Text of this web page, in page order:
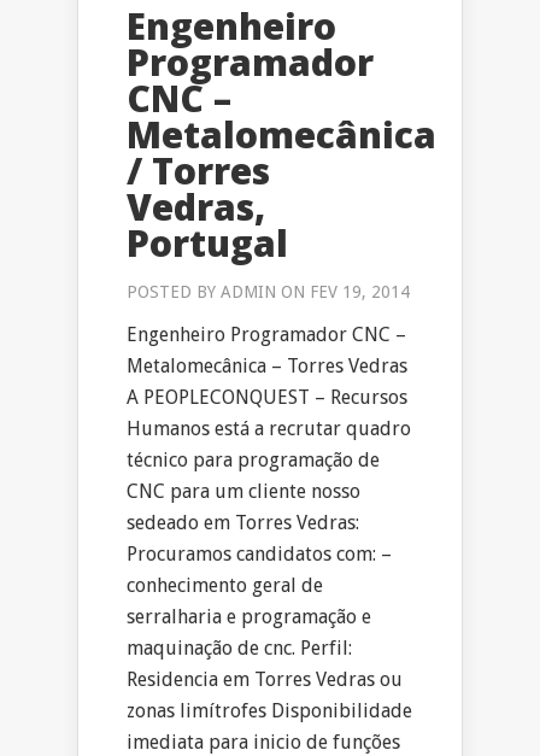
Engenheiro
Programador
CNC –
Metalomecânica
/ Torres
Vedras,
Portugal
POSTED BY ADMIN ON FEV 19, 2014
Engenheiro Programador CNC –
Metalomecânica – Torres Vedras
A PEOPLECONQUEST – Recursos
Humanos está a recrutar quadro
técnico para programação de
CNC para um cliente nosso
sedeado em Torres Vedras:
Procuramos candidatos com: –
conhecimento geral de
serralharia e programação e
maquinação de cnc. Perfil:
Residencia em Torres Vedras ou
zonas limítrofes Disponibilidade
imediata para inicio de funções